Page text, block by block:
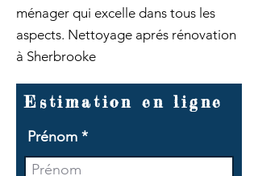
ménager qui excelle dans tous les
aspects. Nettoyage aprés rénovation
à Sherbrooke
Estimation en ligne
Prénom